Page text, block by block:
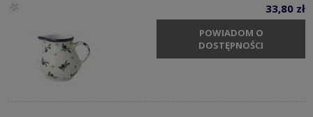
33,80 zł
POWIADOM O
DOSTĘPNOŚCI